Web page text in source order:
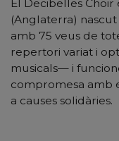
El Decibelles
(Anglaterra)
amb 75 veus de
repertori variat i
musicals— i
compromesa amb
a causes solidàries.